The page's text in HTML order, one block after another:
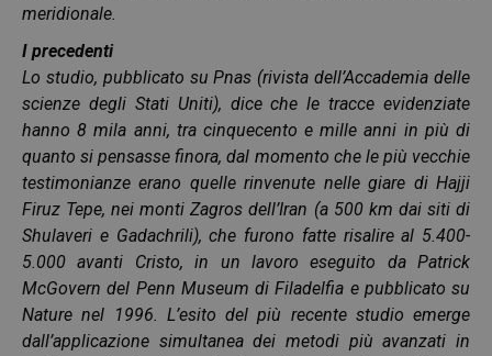
meridionale.
I precedenti
Lo studio, pubblicato su Pnas (rivista dell’Accademia delle
scienze degli Stati Uniti), dice che le tracce evidenziate
hanno 8 mila anni, tra cinquecento e mille anni in più di
quanto si pensasse finora, dal momento che le più vecchie
testimonianze erano quelle rinvenute nelle giare di Hajji
Firuz Tepe, nei monti Zagros dell’Iran (a 500 km dai siti di
Shulaveri e Gadachrili), che furono fatte risalire al 5.400-
5.000 avanti Cristo, in un lavoro eseguito da Patrick
McGovern del Penn Museum di Filadelfia e pubblicato su
Nature nel 1996. L’esito del più recente studio emerge
dall’applicazione simultanea dei metodi più avanzati in